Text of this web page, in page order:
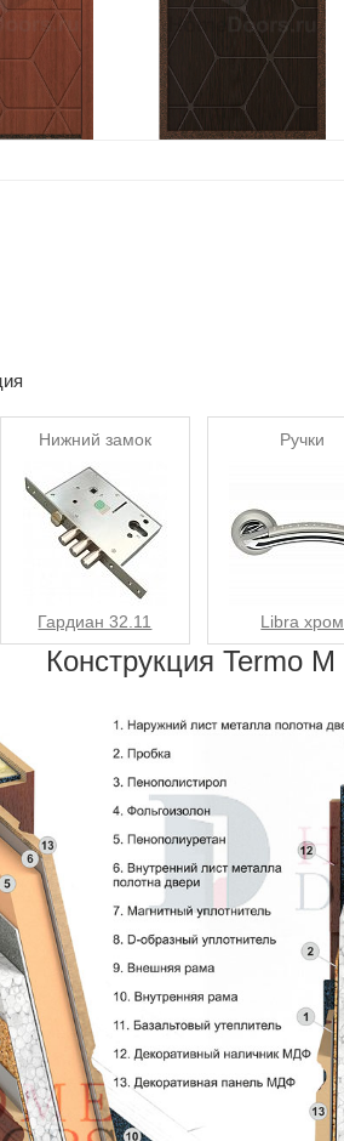
Нижний замок
Гардиан 32.11
Ручки
Libra хром
Конструкция Termo M